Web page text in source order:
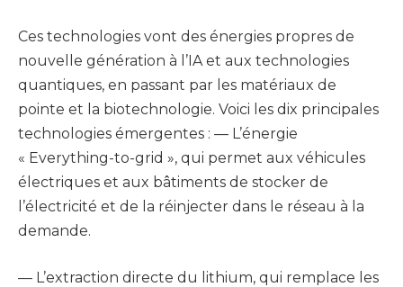
Ces technologies vont des énergies propres de
nouvelle génération à l’IA et aux technologies
quantiques, en passant par les matériaux de
pointe et la biotechnologie. Voici les dix principales
technologies émergentes : — L’énergie
« Everything-to-grid », qui permet aux véhicules
électriques et aux bâtiments de stocker de
l’électricité et de la réinjecter dans le réseau à la
demande.
— L’extraction directe du lithium, qui remplace les